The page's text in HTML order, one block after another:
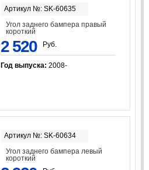
Артикул №: SK-60635
Угол заднего бампера правый
короткий
2 520 Руб.
Год выпуска: 2008-
Артикул №: SK-60634
Угол заднего бампера левый
короткий